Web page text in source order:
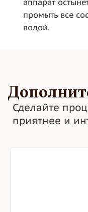
промыть все
водой.
Сделайте
приятнее и